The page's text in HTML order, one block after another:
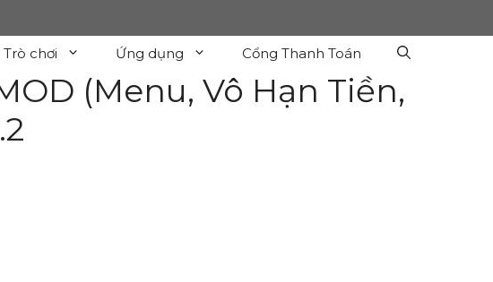
Trò chơi Ứng dụng Cổng Thanh Toán
(Menu, Vô Hạn Tiền,